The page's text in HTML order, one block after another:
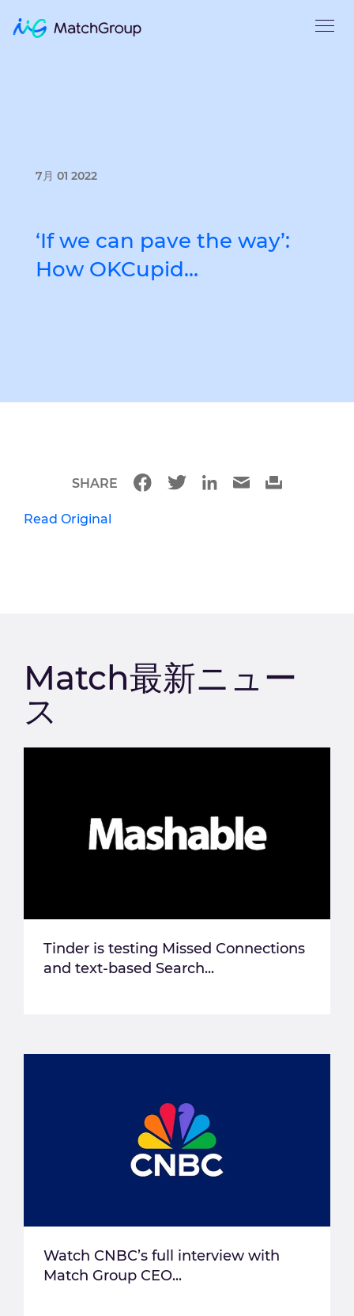
7月 01 2022
‘If we can pave the way’:
How OKCupid…
Read Original
SHARE
Match最新ニュー
ス
Tinder is testing Missed Connections
and text-based Search...
Watch CNBC’s full interview with
Match Group CEO...